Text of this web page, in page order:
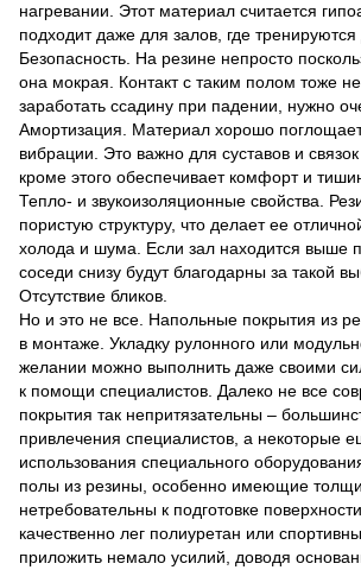
нагревании. Этот материал считается
подходит даже для залов, где тренируются
Безопасность. На резине непросто
она мокрая. Контакт с таким полом тоже
заработать ссадину при падении, нужно
Амортизация. Материал хорошо
вибрации. Это важно для суставов и
кроме этого обеспечивает комфорт и
Тепло- и звукоизоляционные свойства.
пористую структуру, что делает ее
холода и шума. Если зал находится выше
соседи снизу будут благодарны за такой
Отсутствие бликов.
Но и это не все. Напольные покрытия из
в монтаже. Укладку рулонного или
желании можно выполнить даже своими
к помощи специалистов. Далеко не все
покрытия так непритязательны –
привлечения специалистов, а некоторые
использования специального
полы из резины, особенно имеющие
нетребовательны к подготовке
качественно лег полиуретан или
приложить немало усилий, доводя